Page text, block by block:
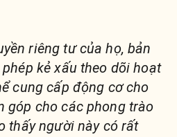
riêng tư của họ, bản
kẻ xấu theo dõi hoạt
cung cấp động cơ cho
góp cho các phong trào
thấy người này có rất